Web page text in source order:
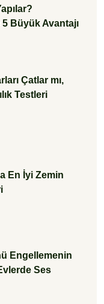
Büyük Avantajı
Çatlar mı,
Testleri
En İyi Zemin
Engellemenin
Ses